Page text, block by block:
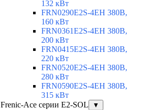
132 кВт
FRN0290E2S-4EH 380В,
160 кВт
FRN0361E2S-4EH 380В,
200 кВт
FRN0415E2S-4EH 380В,
220 кВт
FRN0520E2S-4EH 380В,
280 кВт
FRN0590E2S-4EH 380В,
315 кВт
Frenic-Ace серии E2-SOL
▼